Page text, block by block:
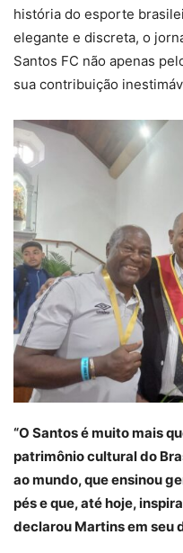
história do esporte
elegante e discreta, o
Santos FC não apenas
sua contribuição
“O Santos é muito mais
patrimônio cultural do
ao mundo, que ensinou
pés e que, até hoje,
declarou Martins em seu